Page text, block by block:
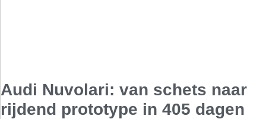
Audi Nuvolari: van schets naar
rijdend prototype in 405 dagen